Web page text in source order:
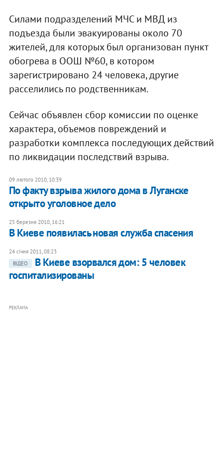
Силами подразделений МЧС и МВД из
подъезда были эвакуированы около 70
жителей, для которых был организован пункт
обогрева в ООШ №60, в котором
зарегистрировано 24 человека, другие
расселились по родственникам.
Сейчас объявлен сбор комиссии по оценке
характера, объемов повреждений и
разработки комплекса последующих действий
по ликвидации последствий взрыва.
09 лютого 2010, 10:39
По факту взрыва жилого дома в Луганске
открыто уголовное дело
25 березня 2010, 16:21
В Киеве появилась новая служба спасения
24 січня 2011, 08:23
ВІДЕО
В Киеве взорвался дом: 5 человек
госпитализированы
РЕКЛАМА